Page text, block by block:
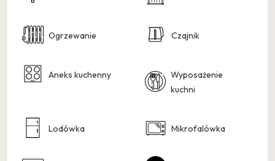
Ogrzewanie Czajnik
Aneks kuchenny
Wyposażenie
kuchni
Lodówka Mikrofalówka